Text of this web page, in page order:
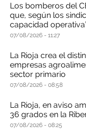
Los bomberos del
que, según los
capacidad
07/08/2026 11:27
La Rioja crea el
empresas
sector primario
07/08/2026 08:58
La Rioja, en aviso
36 grados en la
07/08/2026 08:25